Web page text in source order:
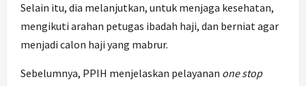
Selain itu, dia melanjutkan, untuk menjaga kesehatan,
mengikuti arahan petugas ibadah haji, dan berniat agar
menjadi calon haji yang mabrur.
Sebelumnya, PPIH menjelaskan pelayanan one stop